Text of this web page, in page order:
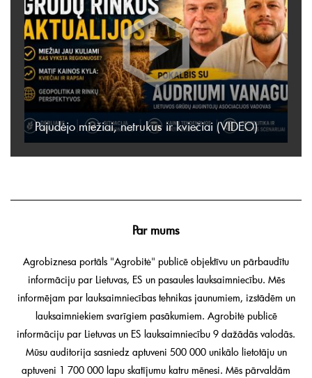
Pajudėjo miežiai, netrukus ir kviečiai (VIDEO)
Par mums
Agrobiznesa portāls "Agrobitė" publicē objektīvu un pārbaudītu
informāciju par Lietuvas, ES un pasaules lauksaimniecību. Mēs
informējam par lauksaimniecības tehnikas jaunumiem, izstādēm un
lauksaimniekiem svarīgiem pasākumiem. Agrobitė publicē
informāciju par Lietuvas un ES lauksaimniecību 9 dažādās valodās.
Mūsu auditorija sasniedz aptuveni 500 000 unikālo lietotāju un
aptuveni 1 700 000 lapu skatījumu katru mēnesi. Mēs pārvaldām